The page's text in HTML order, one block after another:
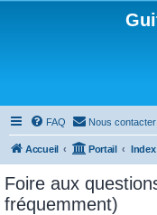
FAQ Nous contacter
Accueil Portail
Foire aux
fréquemment)